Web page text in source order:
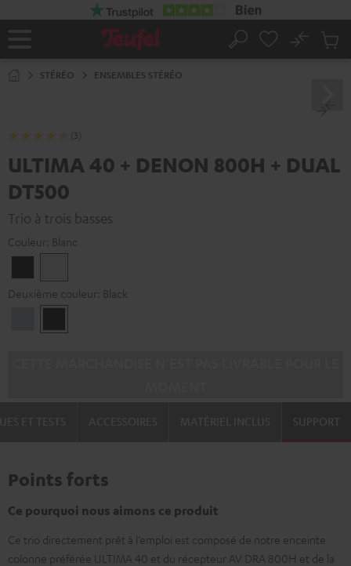
Page
Rechercher
No
STÉRÉO ENSEMBLES STÉRÉO
(3)
ULTIMA 40 + DENON 800H + DUAL
DT500
Trio à trois basses
Couleur: Blanc
Deuxième couleur: Black
Silber
SUPPORT
Points forts
Ce pourquoi nous aimons ce produit
Ce trio directement prêt à l’emploi est composé de notre enceinte
colonne préférée ULTIMA 40 et du récepteur AV DRA 800H et de la